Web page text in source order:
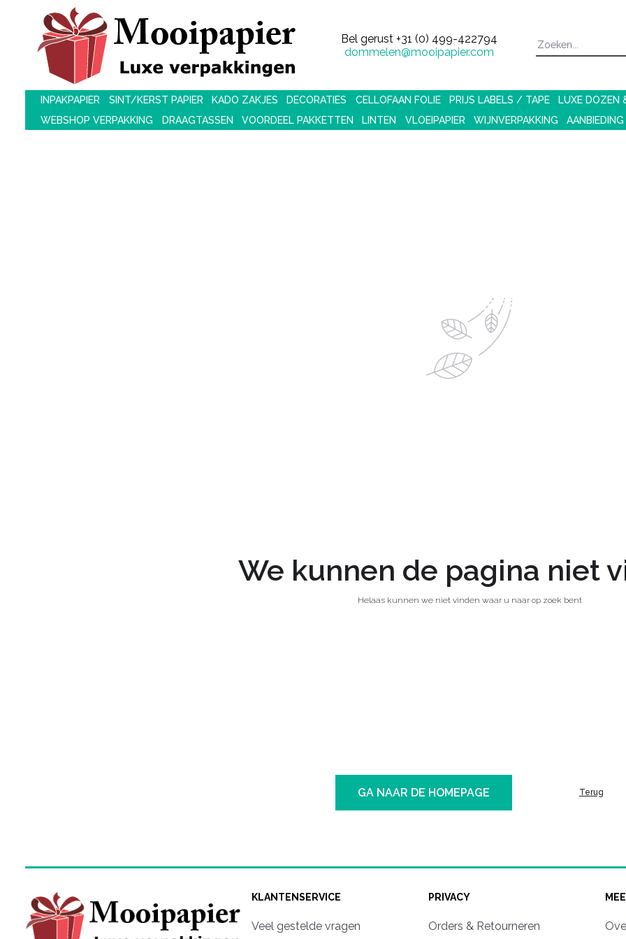
Bel gerust +31 (0) 499-422794
dommelen@mooipapier.com
INPAKPAPIER SINT/KERST PAPIER KADO ZAKJES DECORATIES CELLOFAAN FOLIE PRIJS LABELS / TAPE LUXE DOZEN
WEBSHOP VERPAKKING
DRAAGTASSEN VOORDEEL PAKKETTEN LINTEN VLOEIPAPIER WIJNVERPAKKING
We kunnen de pagina niet
Helaas kunnen we niet vinden waar u naar op zoek bent
GA NAAR DE HOMEPAGE Terug
KLANTENSERVICE
Veel gestelde vragen
PRIVACY
Orders & Retourneren